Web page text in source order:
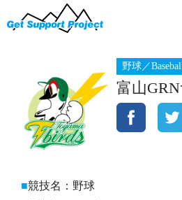
野球／
富山
競技名：野球